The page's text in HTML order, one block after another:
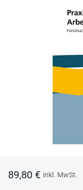
89,80 € inkl. MwSt.